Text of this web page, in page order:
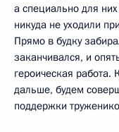
а специально для
никуда не уходили
Прямо в будку
заканчивался, и
героическая работа.
дальше, будем
поддержки